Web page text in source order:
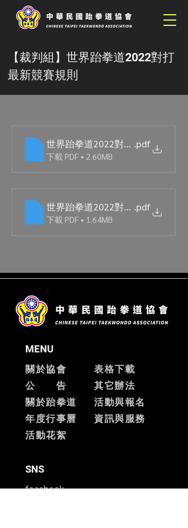
【裁判組】世界跆拳道2022對打
最新競賽規則
世界跆拳道2022對打最新競賽規則
.pdf
下載 PDF • 2.60MB
世界跆拳道2022對打最新競賽規則
.pdf
下載 PDF • 1.64MB
MENU
關於協會
公 告
關於跆拳道
​年度行事曆
​活動花絮
表格下載
其它辦法
活動與報名
資訊與服務
SNS
facebook